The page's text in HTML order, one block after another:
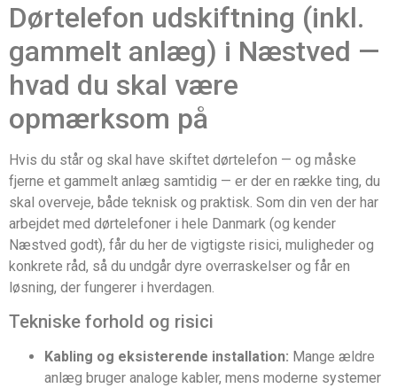
Dørtelefon udskiftning (inkl.
gammelt anlæg) i Næstved —
hvad du skal være
opmærksom på
Hvis du står og skal have skiftet dørtelefon — og måske
fjerne et gammelt anlæg samtidig — er der en række ting, du
skal overveje, både teknisk og praktisk. Som din ven der har
arbejdet med dørtelefoner i hele Danmark (og kender
Næstved godt), får du her de vigtigste risici, muligheder og
konkrete råd, så du undgår dyre overraskelser og får en
løsning, der fungerer i hverdagen.
Tekniske forhold og risici
Kabling og eksisterende installation: Mange ældre
anlæg bruger analoge kabler, mens moderne systemer